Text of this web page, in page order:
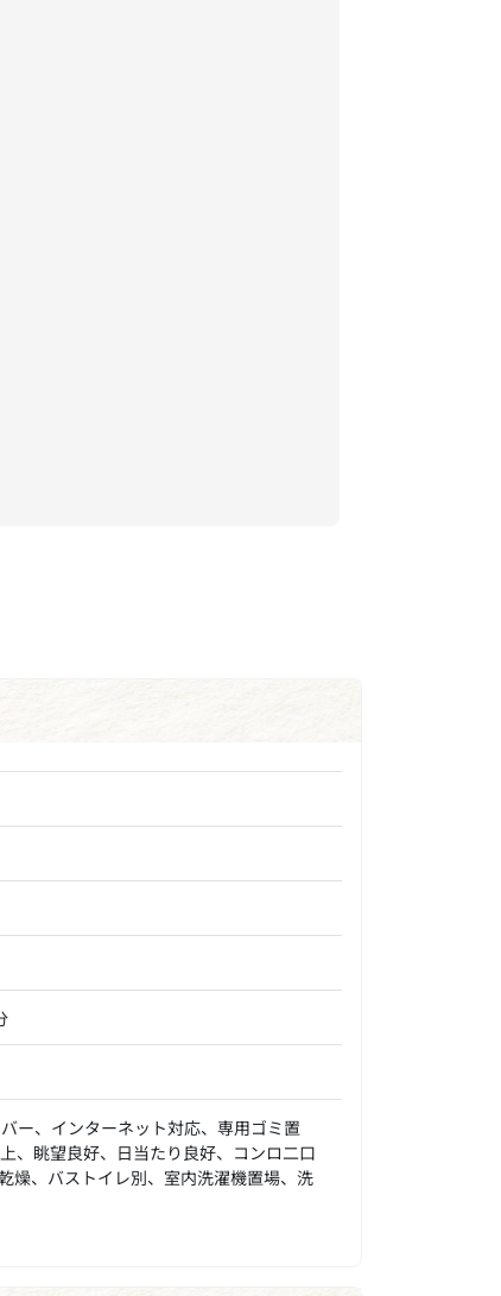
ー、インターネット対応、専用ゴミ置
、眺望良好、日当たり良好、コンロ二口
燥、バストイレ別、室内洗濯機置場、洗